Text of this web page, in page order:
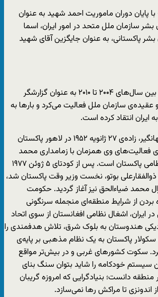
پایان دوران ماموریت احمد شهید به عنوان
سازمان ملل متحد در امور ایران، اسما
پاکستانی، به عنوان جایگزین آقای شهید
این فعال حقوق بشر بین سال‌های ۲۰۰۴ تا ۲۰۱۰ به عنوان گزارشگر
سازمان ملل فعالیت می‌کرد و بارها به
انتقاد کرده است.
خانم اسما جیلانی جهانگیر، زاده‌ی ۲۷ ژانویه ۱۹۵۲ در لاهور پاکستان
فعالیت‌های وی همزمان با زمامداری محمد
ضیاءالحق دیکتاتور نظامی پاکستان است. پس از کودتای ۵ ژوئن ١٩٧٧
بوتو، نخست وزیر وقت پاکستان شد،
ژنرال محمد ضیاءالحق نیز آغاز گردید. حکومت
بردن از شرایط منطقه‌ای منجمله سرنگونی
اشغال نظامی افغانستان از سوی اتحاد
هندوستان به بلوک شرق، تلاش هدفمندی را
سکولار پاکستان به یک نظام مذهبی بر پایه‌ی
سکوت کشورهای غربی و در بیش‌تر مواقع
سیستم خودکامه را شاید بتوان سنگ بنای
منطقه دانست؛ بنیادگرایی که امروزه گریبان
اندونزی تا مراکش رها نمی‌سازد.